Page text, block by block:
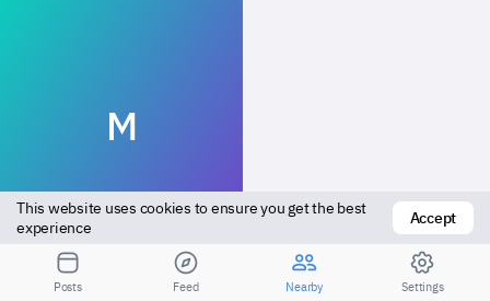
M
Bottom
Versatile
This website uses cookies to ensure you get the best
experience
Accept
Posts Feed Nearby Settings